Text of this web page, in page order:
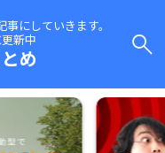
にしていきます。
新中
め